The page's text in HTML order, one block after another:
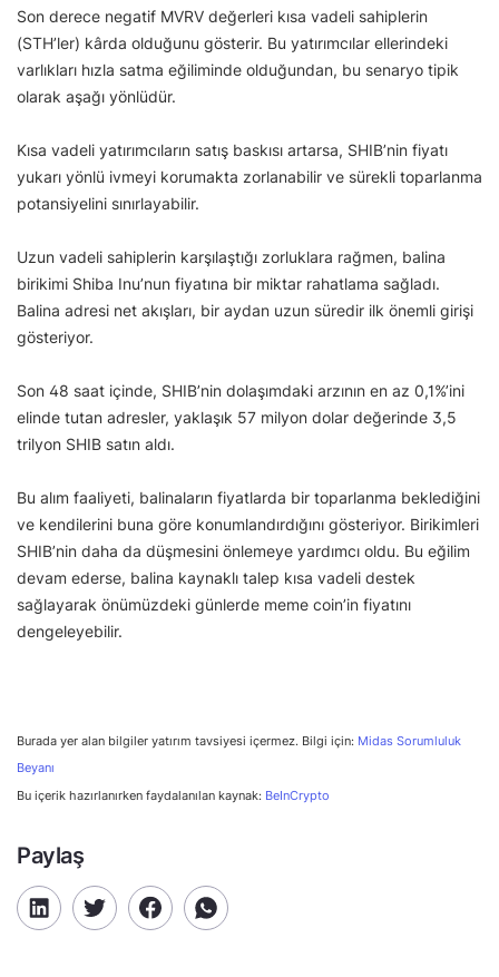
Son derece negatif MVRV değerleri kısa vadeli sahiplerin
(STH’ler) kârda olduğunu gösterir. Bu yatırımcılar ellerindeki
varlıkları hızla satma eğiliminde olduğundan, bu senaryo tipik
olarak aşağı yönlüdür.
Kısa vadeli yatırımcıların satış baskısı artarsa, SHIB’nin fiyatı
yukarı yönlü ivmeyi korumakta zorlanabilir ve sürekli toparlanma
potansiyelini sınırlayabilir.
Uzun vadeli sahiplerin karşılaştığı zorluklara rağmen, balina
birikimi Shiba Inu’nun fiyatına bir miktar rahatlama sağladı.
Balina adresi net akışları, bir aydan uzun süredir ilk önemli girişi
gösteriyor.
Son 48 saat içinde, SHIB’nin dolaşımdaki arzının en az 0,1%’ini
elinde tutan adresler, yaklaşık 57 milyon dolar değerinde 3,5
trilyon SHIB satın aldı.
Bu alım faaliyeti, balinaların fiyatlarda bir toparlanma beklediğini
ve kendilerini buna göre konumlandırdığını gösteriyor. Birikimleri
SHIB’nin daha da düşmesini önlemeye yardımcı oldu. Bu eğilim
devam ederse, balina kaynaklı talep kısa vadeli destek
sağlayarak önümüzdeki günlerde meme coin’in fiyatını
dengeleyebilir.
Burada yer alan bilgiler yatırım tavsiyesi içermez. Bilgi için: Midas Sorumluluk
Beyanı
Bu içerik hazırlanırken faydalanılan kaynak: BeInCrypto
Paylaş